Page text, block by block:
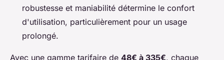
robustesse et maniabilité détermine le confort
d'utilisation, particulièrement pour un usage
prolongé.
Avec une gamme tarifaire de 48€ à 335€, chaque